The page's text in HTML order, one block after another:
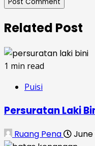
Related Post
1 min read
Puisi
Persuratan Laki
Ruang Pena June